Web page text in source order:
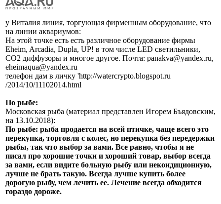
у Виталия линия, торгующая фирменным оборудование, что
на линии аквариумов:
На этой точке есть есть различное оборудование фирмы
Eheim, Arcadia, Dupla, UP! в том числе LED светильники,
СО2 диффузоры и многое другое. Почта: panakva@yandex.ru,
eheimaqua@yandex.ru
телефон дам в личку 'http://watercrypto.blogspot.ru
/2014/10/11102014.html
По рыбе:
Московская рыба (материал представлен Игорем Бъядовским,
на 13.10.2018):
По рыбе: рыба продается на всей птичке, чаще всего это
перекупка, торговля с колес, но перекупка без передержки
рыбы, так что выбор за вами. Все равно, чтобы я не
писал про хорошие точки и хороший товар, выбор всегда
за вами, если видите больную рыбу или некондиционную,
лучше не брать такую. Всегда лучше купить более
дорогую рыбу, чем лечить ее. Лечение всегда обходится
гораздо дороже.